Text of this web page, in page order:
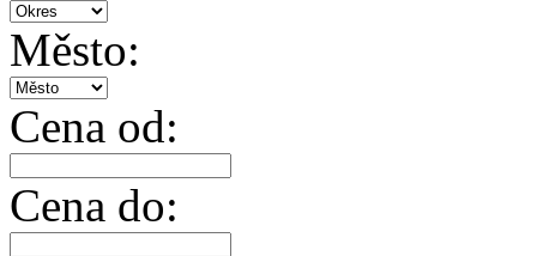
Město:
Cena od:
Cena do: